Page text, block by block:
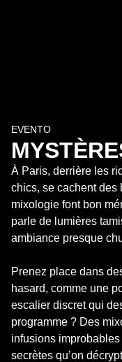
EVENTO
À Paris, derrière les
chics, se cachent des
mixologie font bon
parle de lumières
ambiance presque
Prenez place dans
hasard, comme une
escalier discret qui
programme ? Des
infusions
secrètes qu’on